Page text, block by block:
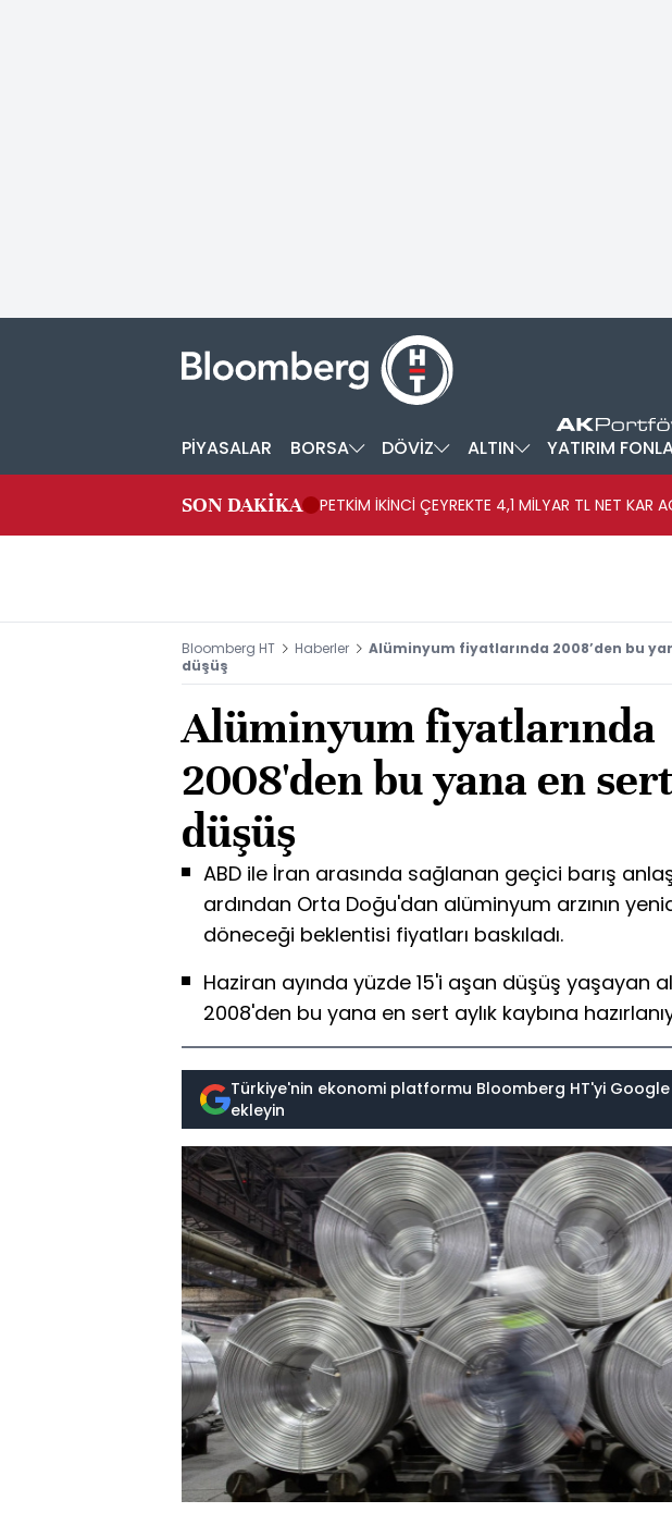
PİYASALAR BORSA DÖVİZ ALTIN YATIRIM
SON DAKİKA PETKİM İKİNCİ ÇEYREKTE 4,1 MİLYAR TL NET KAR
Bloomberg HT Haberler
Alüminyum fiyatlarında 2008’den bu
düşüş
Alüminyum fiyatlarında
2008'den bu yana en
düşüş
ABD ile İran arasında sağlanan geçici barış
ardından Orta Doğu'dan alüminyum arzının
döneceği beklentisi fiyatları baskıladı.
Haziran ayında yüzde 15'i aşan düşüş yaşayan
2008'den bu yana en sert aylık kaybına
Türkiye'nin ekonomi platformu Bloomberg HT'yi
ekleyin